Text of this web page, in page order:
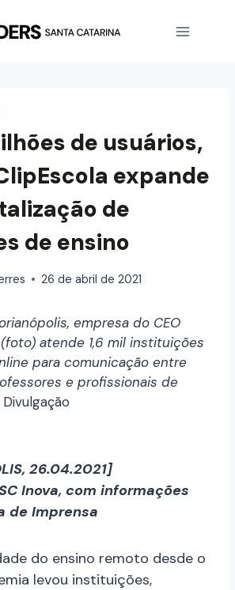
de usuários,
expande
de
de ensino
26 de abril de 2021
empresa do CEO
atende 1,6 mil instituições
para comunicação entre
e profissionais de
26.04.2021]
Inova, com informações
de Imprensa
do ensino remoto desde o
levou instituições,